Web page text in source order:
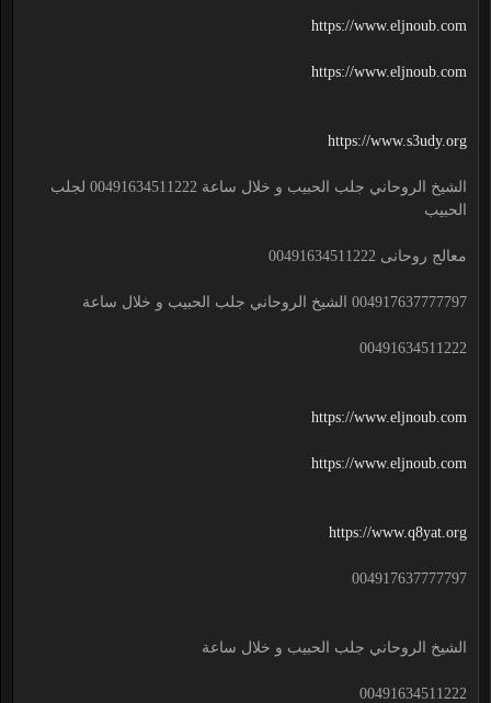
https://www.eljnoub.com
https://www.eljnoub.com
https://www.s3udy.org
الشيخ الروحاني جلب الحبيب و خلال ساعة 00491634511222 لجلب
الحبيب
معالج روحانى 00491634511222
004917637777797 الشيخ الروحاني جلب الحبيب و خلال ساعة
00491634511222
https://www.eljnoub.com
https://www.eljnoub.com
https://www.q8yat.org
004917637777797
الشيخ الروحاني جلب الحبيب و خلال ساعة
00491634511222